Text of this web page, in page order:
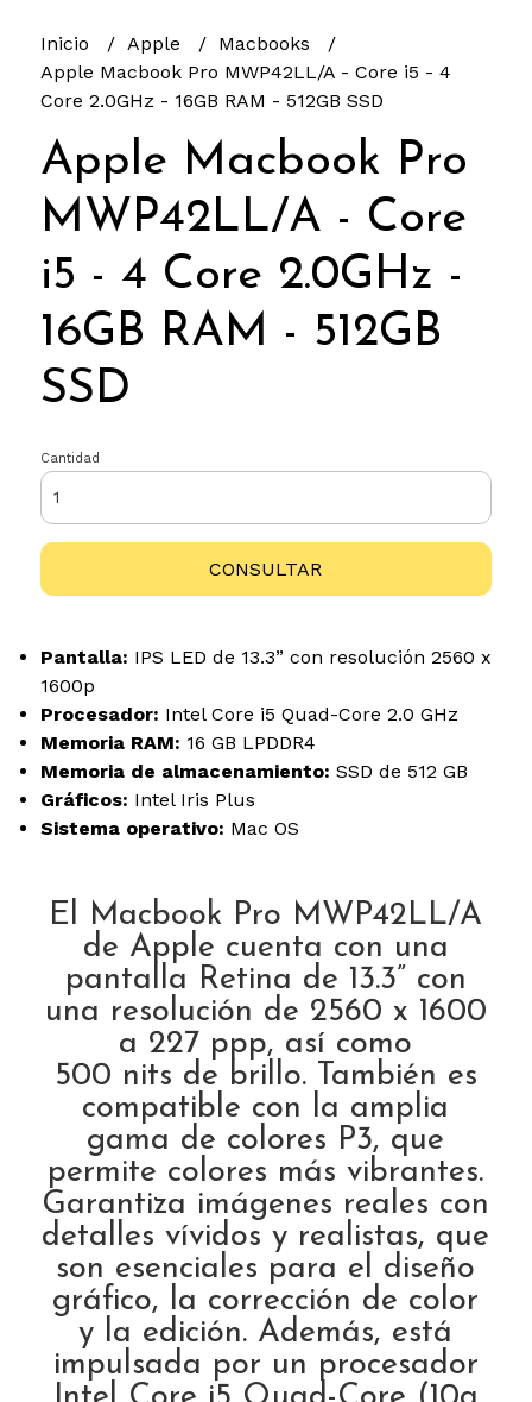
Inicio Apple
Macbooks
Apple Macbook Pro MWP42LL/A - Core i5 - 4
Core 2.0GHz - 16GB RAM - 512GB SSD
Apple Macbook Pro
MWP42LL/A - Core
i5 - 4 Core 2.0GHz -
16GB RAM - 512GB
SSD
Cantidad
CONSULTAR
Pantalla: IPS LED de 13.3” con resolución 2560 x
1600p
Procesador: Intel Core i5 Quad-Core 2.0 GHz
Memoria RAM: 16 GB LPDDR4
Memoria de almacenamiento: SSD de 512 GB
Gráficos: Intel Iris Plus
Sistema operativo: Mac OS
El Macbook Pro MWP42LL/A
de Apple cuenta con una
pantalla Retina de 13.3” con
una resolución de 2560 x 1600
a 227 ppp, así como
500 nits de brillo. También es
compatible con la amplia
gama de colores P3, que
permite colores más vibrantes.
Garantiza imágenes reales con
detalles vívidos y realistas, que
son esenciales para el diseño
gráfico, la corrección de color
y la edición. Además, está
impulsada por un procesador